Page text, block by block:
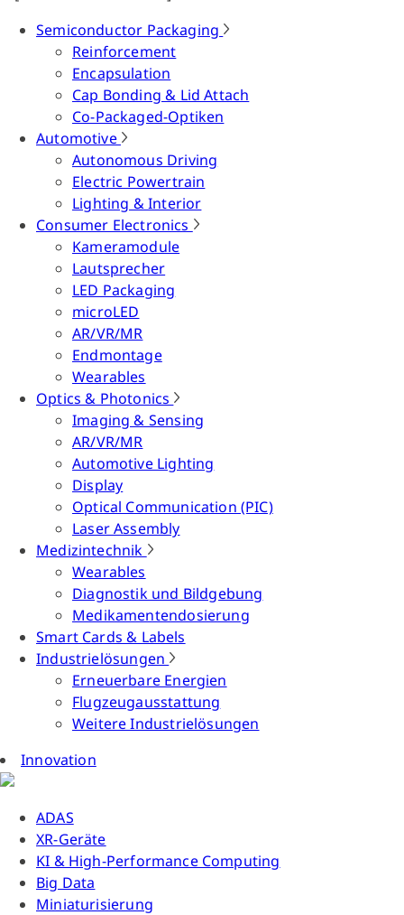
Semiconductor Packaging
Reinforcement
Encapsulation
Cap Bonding & Lid Attach
Co-Packaged-Optiken
Automotive
Autonomous Driving
Electric Powertrain
Lighting & Interior
Consumer Electronics
Kameramodule
Lautsprecher
LED Packaging
microLED
AR/VR/MR
Endmontage
Wearables
Optics & Photonics
Imaging & Sensing
AR/VR/MR
Automotive Lighting
Display
Optical Communication (PIC)
Laser Assembly
Medizintechnik
Wearables
Diagnostik und Bildgebung
Medikamentendosierung
Smart Cards & Labels
Industrielösungen
Erneuerbare Energien
Flugzeugausstattung
Weitere Industrielösungen
Innovation
ADAS
XR-Geräte
KI & High-Performance Computing
Big Data
Miniaturisierung